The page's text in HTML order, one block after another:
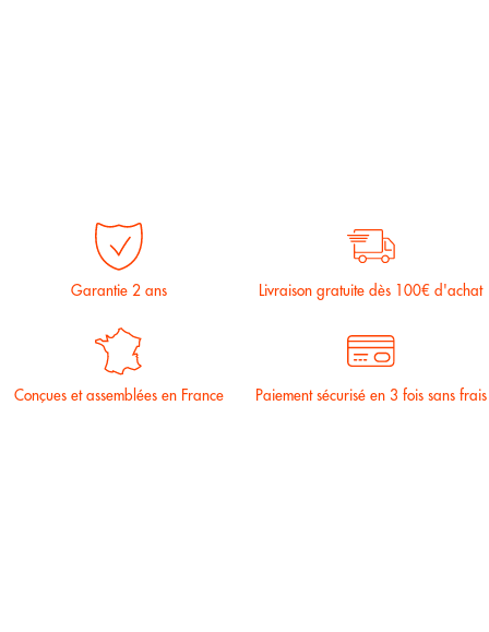
Garantie 2 ans Livraison gratuite dès 100€ d'achat
Conçues et assemblées en France Paiement sécurisé en 3 fois sans frais